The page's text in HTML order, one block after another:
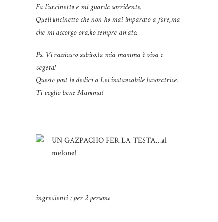
Fa l’uncinetto e mi guarda sorridente.
Quell’uncinetto che non ho mai imparato a fare,ma
che mi accorgo ora,ho sempre amato.
Ps. Vi rassicuro subito,la mia mamma è viva e
vegeta!
Questo post lo dedico a Lei instancabile lavoratrice.
Ti voglio bene Mamma!
UN GAZPACHO PER LA TESTA…al
melone!
ingredienti : per 2 persone